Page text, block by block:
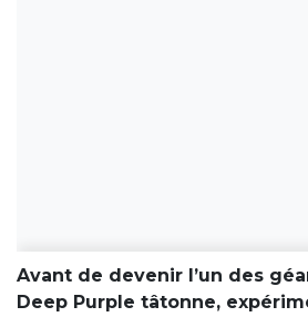
Avant de devenir l’un des
Deep Purple tâtonne,